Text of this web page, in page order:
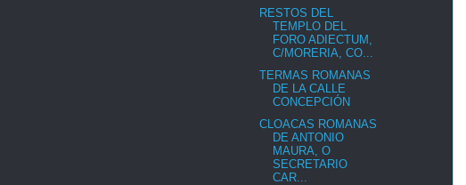
RESTOS DEL
TEMPLO DEL
FORO ADIECTUM,
C/MORERIA, CO...
TERMAS ROMANAS
DE LA CALLE
CONCEPCIÓN
CLOACAS ROMANAS
DE ANTONIO
MAURA, O
SECRETARIO
CAR...